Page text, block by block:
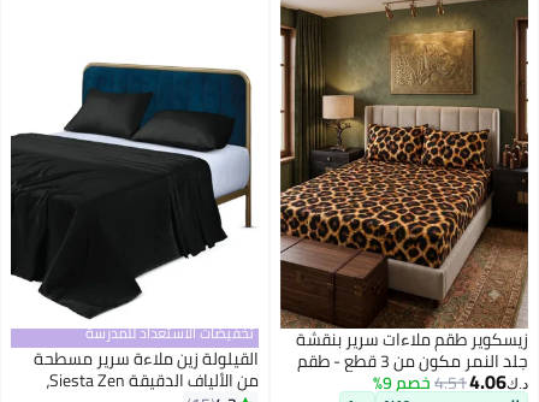
زيسكوير طقم ملاءات سرير بنقشة
جلد النمر مكون من 3 قطع - طقم
ملاءات سرير فاخر مصنوع من القطن
د.ك‏4.06
4.51خصم 9%
تخفيضات الاستعداد للمدرسة
القيلولة زين ملاءة سرير مسطحة
من الألياف الدقيقة Siesta Zen،